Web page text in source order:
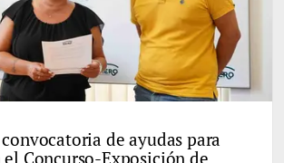
de ayudas para
Concurso-Exposición de